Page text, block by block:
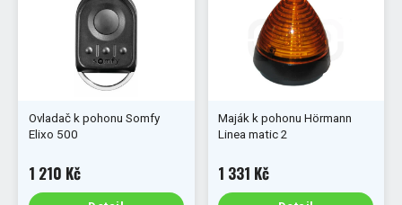
Ovladač k pohonu Somfy
Elixo 500
1 210 Kč
Maják k pohonu Hörmann
Linea matic 2
1 331 Kč